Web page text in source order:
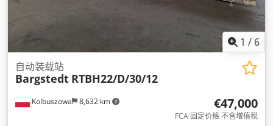
1 / 6
Kolbuszowa 8,632 km
自动装载站
Bargstedt RTBH22/D/30/12
€47,000
FCA 固定价格 不含增值税